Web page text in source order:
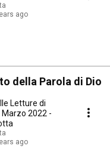
ago
della Parola di Dio
Letture di
2022 -
ago